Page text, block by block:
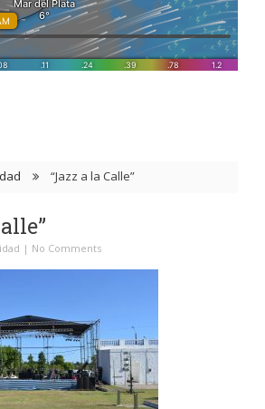
“Jazz a la Calle”
| No Comments